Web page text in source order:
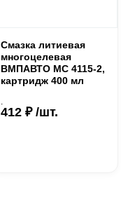
Смазка литиевая
многоцелевая
ВМПАВТО МС 4115-2,
картридж 400 мл
.
412 ₽ /шт.